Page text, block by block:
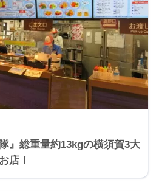
』総重量約13kgの横須賀3大
店！